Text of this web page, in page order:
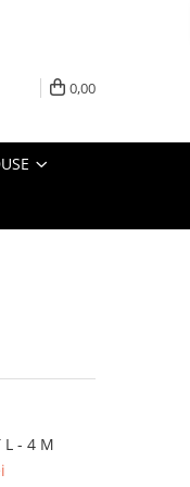
0,00
CHINGA TRACTARE 3T L - 4 M